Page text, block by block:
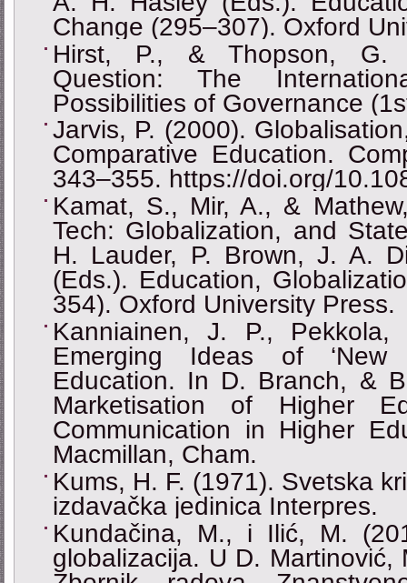
Change (295–307). Oxford
Hirst, P., & Thopson, G.
Question: The
Possibilities of Governance
Jarvis, P. (2000).
Comparative Education.
343–355. https://doi.org/
Kamat, S., Mir, A., &
Tech: Globalization, and
H. Lauder, P. Brown, J. A.
(Eds.). Education,
354). Oxford University Press.
Kanniainen, J. P.,
Emerging Ideas of ‘New
Education. In D. Branch, &
Marketisation of Higher
Communication in Higher
Macmillan, Cham.
Kums, H. F. (1971). Svetska
izdavačka jedinica Interpres.
Kundačina, M., i Ilić, M.
globalizacija. U D.